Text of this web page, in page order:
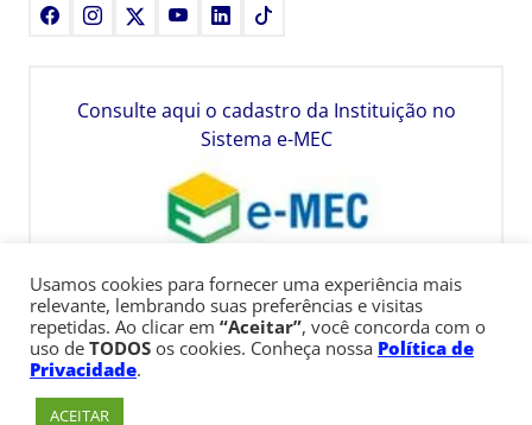
FacebookInstagram YoutubeLinkedIn
Consulte aqui o cadastro da Instituição no
Sistema e-MEC
Usamos cookies para fornecer uma experiência mais
relevante, lembrando suas preferências e visitas
repetidas. Ao clicar em “Aceitar”, você concorda com o
uso de TODOS os cookies. Conheça nossa Política de
Privacidade.
ACEITAR